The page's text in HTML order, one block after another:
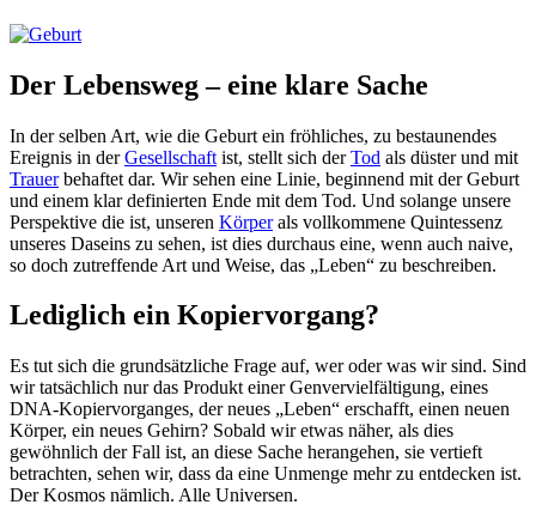
Der Lebensweg – eine klare Sache
In der selben Art, wie die Geburt ein fröhliches, zu bestaunendes
Ereignis in derGesellschaft ist, stellt sich derTod als düster und mit
Trauerbehaftet dar. Wir sehen eine Linie, beginnend mit der Geburt
und einem klar definierten Ende mit dem Tod. Und solange unsere
Perspektive die ist, unseren Körperals vollkommene Quintessenz
unseres Daseins zu sehen, ist dies durchaus eine, wenn auch naive,
so doch zutreffende Art und Weise, das „Leben“ zu beschreiben.
Lediglich ein Kopiervorgang?
Es tut sich die grundsätzliche Frage auf, wer oder was wir sind. Sind
wir tatsächlich nur das Produkt einer Genvervielfältigung, eines
DNA-Kopiervorganges, der neues „Leben“ erschafft, einen neuen
Körper, ein neues Gehirn? Sobald wir etwas näher, als dies
gewöhnlich der Fall ist, an diese Sache herangehen, sie vertieft
betrachten, sehen wir, dass da eine Unmenge mehr zu entdecken ist.
Der Kosmos nämlich. Alle Universen.